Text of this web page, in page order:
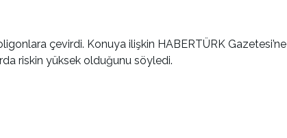
çevirdi. Konuya ilişkin HABERTÜRK Gazetesi’ne
riskin yüksek olduğunu söyledi.